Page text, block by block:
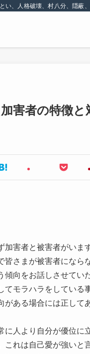
、人格破壊、村八分、隠蔽
害者の特徴と
害者と被害者がいま
さまが被害者になら
向をお話しさせてい
てモラハラをしてい
がある場合には正し
に人より自分が優位
これは自己愛が強い